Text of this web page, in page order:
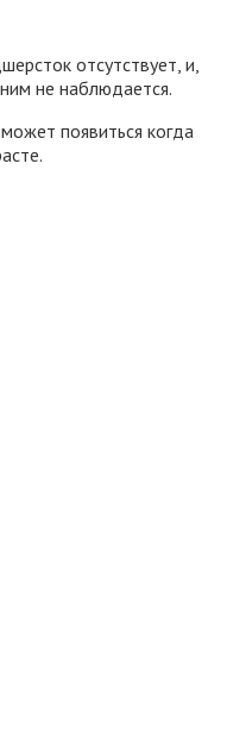
отсутствует, и,
не наблюдается.
появиться когда